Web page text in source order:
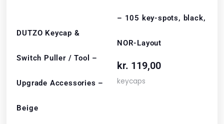
DUTZO Keycap &
Switch Puller / Tool –
Upgrade Accessories –
Beige
– 105 key-spots, black,
NOR-Layout
kr. 119,00
keycaps